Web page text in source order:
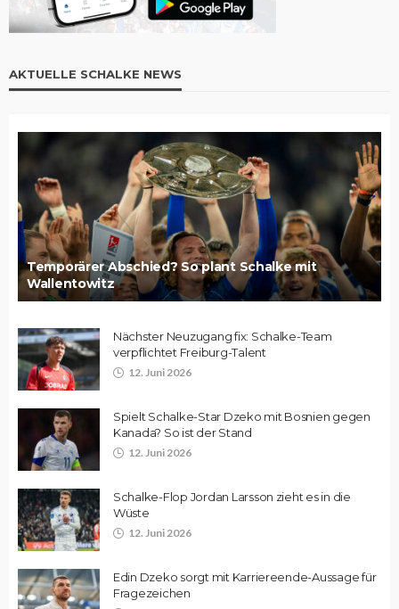
AKTUELLE SCHALKE NEWS
Temporärer Abschied? So plant Schalke mit
Wallentowitz
Nächster Neuzugang fix: Schalke-Team
verpflichtet Freiburg-Talent
12. Juni 2026
Spielt Schalke-Star Dzeko mit Bosnien gegen
Kanada? So ist der Stand
12. Juni 2026
Schalke-Flop Jordan Larsson zieht es in die
Wüste
12. Juni 2026
Edin Dzeko sorgt mit Karriereende-Aussage für
Fragezeichen